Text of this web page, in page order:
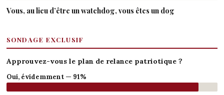
Vous, au lieu d’être un watchdog, vous êtes un dog
SONDAGE EXCLUSIF
Approuvez-vous le plan de relance patriotique ?
Oui, évidemment — 91%